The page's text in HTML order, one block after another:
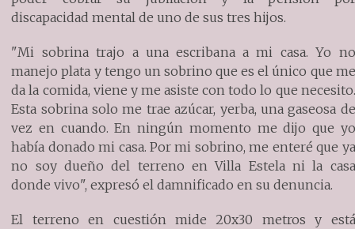
discapacidad mental de uno de sus tres hijos.
"Mi sobrina trajo a una escribana a mi casa. Yo no
manejo plata y tengo un sobrino que es el único que me
da la comida, viene y me asiste con todo lo que necesito.
Esta sobrina solo me trae azúcar, yerba, una gaseosa de
vez en cuando. En ningún momento me dijo que yo
había donado mi casa. Por mi sobrino, me enteré que ya
no soy dueño del terreno en Villa Estela ni la casa
donde vivo", expresó el damnificado en su denuncia.
El terreno en cuestión mide 20x30 metros y está